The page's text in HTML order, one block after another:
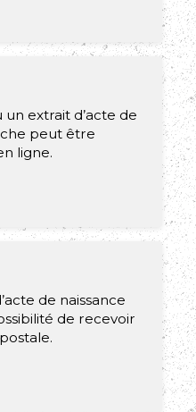
extrait d’acte de
peut être
ligne.
de naissance
de recevoir